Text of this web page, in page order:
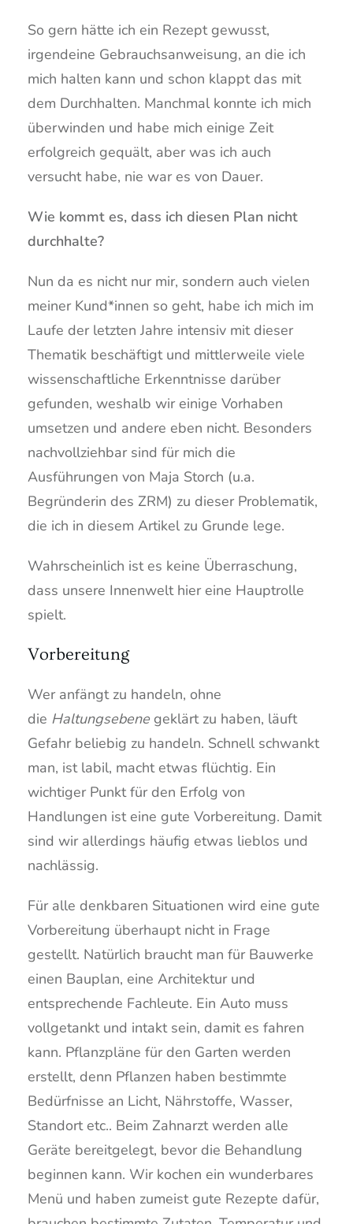
So gern hätte ich ein Rezept gewusst,
irgendeine Gebrauchsanweisung, an die ich
mich halten kann und schon klappt das mit
dem Durchhalten. Manchmal konnte ich mich
überwinden und habe mich einige Zeit
erfolgreich gequält, aber was ich auch
versucht habe, nie war es von Dauer.
Wie kommt es, dass ich diesen Plan nicht
durchhalte?
Nun da es nicht nur mir, sondern auch vielen
meiner Kund*innen so geht, habe ich mich im
Laufe der letzten Jahre intensiv mit dieser
Thematik beschäftigt und mittlerweile viele
wissenschaftliche Erkenntnisse darüber
gefunden, weshalb wir einige Vorhaben
umsetzen und andere eben nicht. Besonders
nachvollziehbar sind für mich die
Ausführungen von Maja Storch (u.a.
Begründerin des ZRM) zu dieser Problematik,
die ich in diesem Artikel zu Grunde lege.
Wahrscheinlich ist es keine Überraschung,
dass unsere Innenwelt hier eine Hauptrolle
spielt.
Vorbereitung
Wer anfängt zu handeln, ohne
die Haltungsebenegeklärt zu haben, läuft
Gefahr beliebig zu handeln. Schnell schwankt
man, ist labil, macht etwas flüchtig. Ein
wichtiger Punkt für den Erfolg von
Handlungen ist eine gute Vorbereitung. Damit
sind wir allerdings häufig etwas lieblos und
nachlässig.
Für alle denkbaren Situationen wird eine gute
Vorbereitung überhaupt nicht in Frage
gestellt. Natürlich braucht man für Bauwerke
einen Bauplan, eine Architektur und
entsprechende Fachleute. Ein Auto muss
vollgetankt und intakt sein, damit es fahren
kann. Pflanzpläne für den Garten werden
erstellt, denn Pflanzen haben bestimmte
Bedürfnisse an Licht, Nährstoffe, Wasser,
Standort etc.. Beim Zahnarzt werden alle
Geräte bereitgelegt, bevor die Behandlung
beginnen kann. Wir kochen ein wunderbares
Menü und haben zumeist gute Rezepte dafür,